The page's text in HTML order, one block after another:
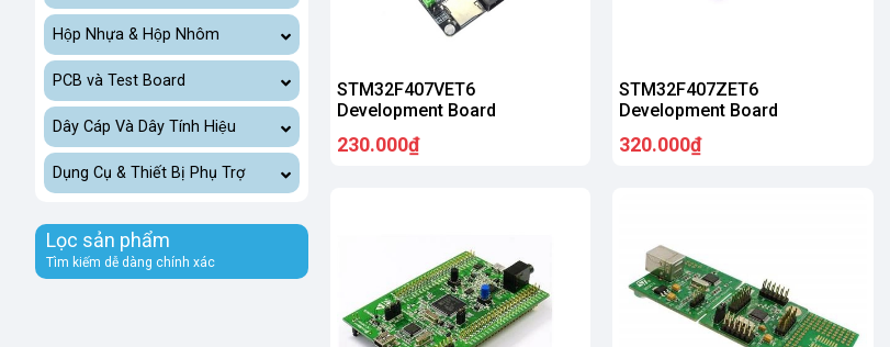
Hộp Nhựa & Hộp Nhôm
PCB và Test Board
Dây Cáp Và Dây Tính Hiệu
Dụng Cụ & Thiết Bị Phụ Trợ
Lọc sản phẩm
Tìm kiếm dễ dàng chính xác
STM32F407VET6
Development Board
230.000₫
STM32F407ZET6
Development Board
320.000₫